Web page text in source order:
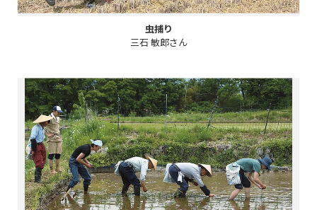
虫捕り
三石 敏郎さん